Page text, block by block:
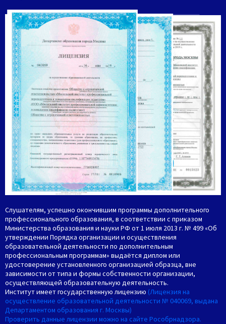
Слушателям, успешно окончившим программы дополнительного
профессионального образования, в соответствии с приказом
Министерства образования и науки РФ от 1 июля 2013 г. № 499 «Об
утверждении Порядка организации и осуществления
образовательной деятельности по дополнительным
профессиональным программам» выдаётся диплом или
удостоверение установленного организацией образца, вне
зависимости от типа и формы собственности организации,
осуществляющей образовательную деятельность.
Институт имеет государственную лицензию (Лицензия на
осуществление образовательной деятельности № 040069, выдана
Департаментом образования г. Москвы)
Проверить данные лицензии можно на сайте Рособрнадзора.